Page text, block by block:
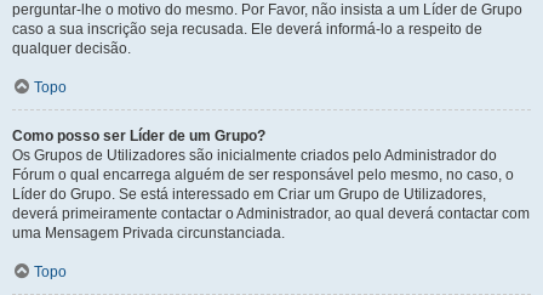
perguntar-lhe o motivo do mesmo. Por Favor, não insista a um Líder de Grupo
caso a sua inscrição seja recusada. Ele deverá informá-lo a respeito de
qualquer decisão.
Topo
Como posso ser Líder de um Grupo?
Os Grupos de Utilizadores são inicialmente criados pelo Administrador do
Fórum o qual encarrega alguém de ser responsável pelo mesmo, no caso, o
Líder do Grupo. Se está interessado em Criar um Grupo de Utilizadores,
deverá primeiramente contactar o Administrador, ao qual deverá contactar com
uma Mensagem Privada circunstanciada.
Topo